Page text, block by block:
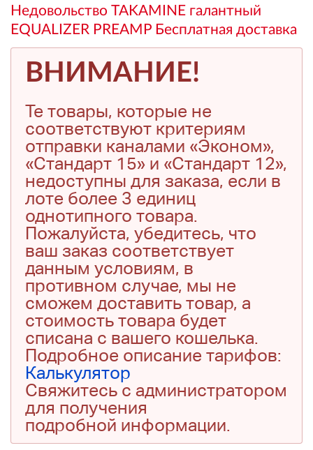
Недовольство TAKAMINE галантный
EQUALIZER PREAMP Бесплатная доставка
ВНИМАНИЕ!
Те товары, которые не
соответствуют критериям
отправки каналами «Эконом»,
«Стандарт 15» и «Стандарт 12»,
недоступны для заказа, если в
лоте более 3 единиц
однотипного товара.
Пожалуйста, убедитесь, что
ваш заказ соответствует
данным условиям, в
противном случае, мы не
сможем доставить товар, а
стоимость товара будет
списана с вашего кошелька.
Подробное описание тарифов:
Калькулятор
Свяжитесь с администратором
для получения
подробной информации.